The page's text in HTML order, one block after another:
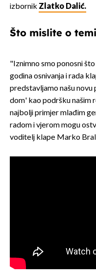
izbornik Zlatko Dalić.
Što mislite o
"Iznimno smo ponosni
godina osnivanja i rada
predstavljamo našu novu
dom' kao podršku našim
najbolji primjer mlađim
radom i vjerom mogu
voditelj klape Marko